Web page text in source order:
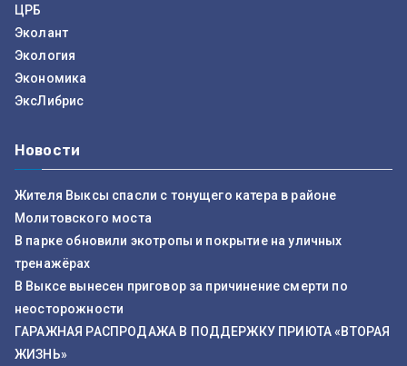
ЦРБ
Эколант
Экология
Экономика
ЭксЛибрис
Новости
Жителя Выксы спасли с тонущего катера в районе
Молитовского моста
В парке обновили экотропы и покрытие на уличных
тренажёрах
В Выксе вынесен приговор за причинение смерти по
неосторожности
ГАРАЖНАЯ РАСПРОДАЖА В ПОДДЕРЖКУ ПРИЮТА «ВТОРАЯ
ЖИЗНЬ»